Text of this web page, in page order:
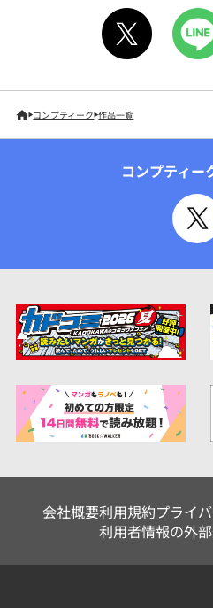
コンプティーク 作品一覧
コンプティー
会社概要利用規約プライ
利用者情報の外